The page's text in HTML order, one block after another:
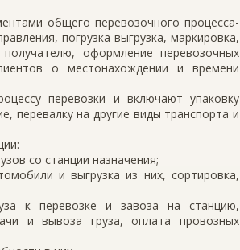
общего перевозочного процесса-
погрузка-выгрузка, маркировка,
оформление перевозочных
о местонахождении и времени
перевозки и включают упаковку
перевалку на другие виды транспорта и
со станции назначения;
и выгрузка из них, сортировка,
к перевозке и завоза на станцию,
и вывоза груза, оплата провозных